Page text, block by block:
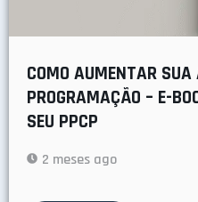
COMO AUMENTAR SUA
PROGRAMAÇÃO – E-
SEU PPCP
2 meses ago